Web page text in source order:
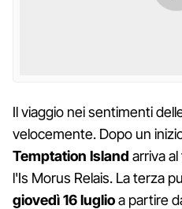
Il viaggio nei sentimenti
velocemente. Dopo un
Temptation Island arriva
l'Is Morus Relais. La terza
giovedì 16 luglioa partire